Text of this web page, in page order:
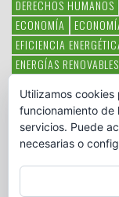
DERECHOS HUMANOS
ECONOMÍA
EFICIENCIA
ENERGÍAS RENOVABLES
HAMBRE
OBJETIVOS DEL
PUEBLOS INDÍGENAS
SOLIDARIDAD
Utilizamos
funcionamiento de
servicios. Puede
necesarias o